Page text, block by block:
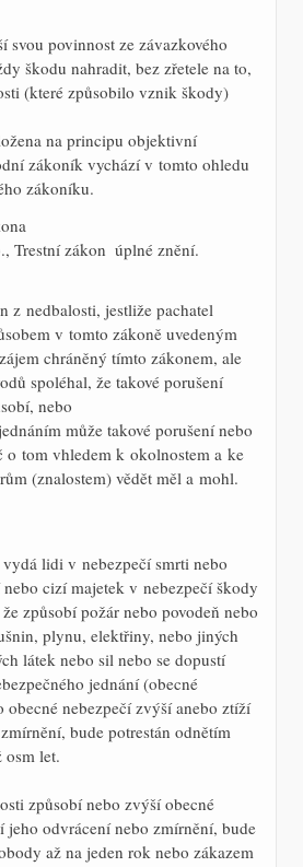
svou povinnost ze závazkového
škodu nahradit, bez zřetele na to,
(které způsobilo vznik škody)
na principu objektivní
zákoník vychází v tomto ohledu
zákoníku.
Trestní zákon  úplné znění.
z nedbalosti, jestliže pachatel
v tomto zákoně uvedeným
chráněný tímto zákonem, ale
spoléhal, že takové porušení
nebo
může takové porušení nebo
o tom vhledem k okolnostem a ke
(znalostem) vědět měl a mohl.
lidi v nebezpečí smrti nebo
cizí majetek v nebezpečí škody
způsobí požár nebo povodeň nebo
plynu, elektřiny, nebo jiných
látek nebo sil nebo se dopustí
jednání (obecné
obecné nebezpečí zvýší anebo ztíží
bude potrestán odnětím
osm let.
způsobí nebo zvýší obecné
jeho odvrácení nebo zmírnění, bude
až na jeden rok nebo zákazem